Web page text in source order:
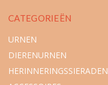
CATEGORIEËN
URNEN
DIERENURNEN
HERINNERINGSSIERADEN